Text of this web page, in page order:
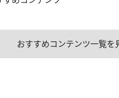
おすすめコンテンツ一覧を